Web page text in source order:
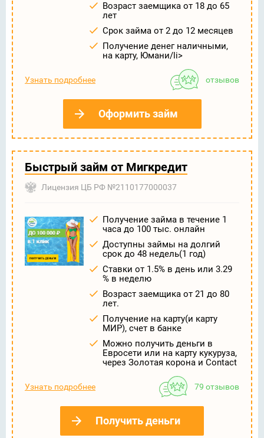
Возраст заемщика от 18 до 65
лет
Срок займа от 2 до 12 месяцев
Получение денег наличными,
на карту, Юмани/li>
Узнать подробнее отзывов
Оформить займ
Быстрый займ от Мигкредит
Лицензия ЦБ РФ №2110177000037
Получение займа в течение 1
часа до 100 тыс. онлайн
Доступны займы на долгий
срок до 48 недель(1 год)
Ставки от 1.5% в день или 3.29
% в неделю
Возраст заемщика от 21 до 80
лет.
Получение на карту(и карту
МИР), счет в банке
Можно получить деньги в
Евросети или на карту кукуруза,
через Золотая корона и Contact
Узнать подробнее 79 отзывов
Получить деньги